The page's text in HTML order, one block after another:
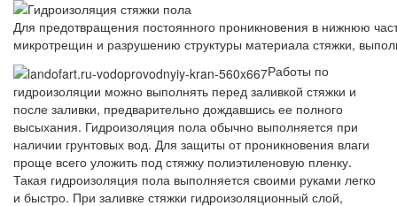
Для предотвращения постоянного проникновения в нижнюю
микротрещин и разрушению структуры материала стяжки,
Работы по
гидроизоляции можно выполнять перед заливкой стяжки и
после заливки, предварительно дождавшись ее полного
высыхания. Гидроизоляция пола обычно выполняется при
наличии грунтовых вод. Для защиты от проникновения влаги
проще всего уложить под стяжку полиэтиленовую пленку.
Такая гидроизоляция пола выполняется своими руками легко
и быстро. При заливке стяжки гидроизоляционный слой,